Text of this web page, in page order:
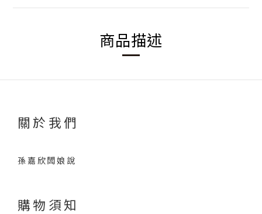
商品描述
關於我們
孫嘉欣闆娘說
購物須知